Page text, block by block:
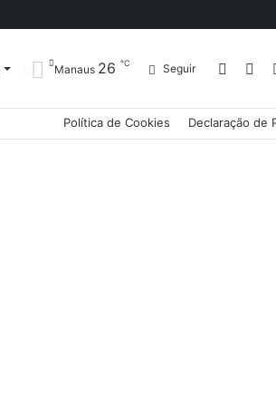
Entrar
Seguir
Manaus 26 ℃
Política de Cookies Declaração de